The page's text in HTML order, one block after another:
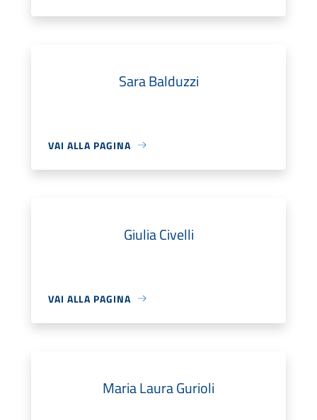
Sara Balduzzi
VAI ALLA PAGINA
Giulia Civelli
VAI ALLA PAGINA
Maria Laura Gurioli